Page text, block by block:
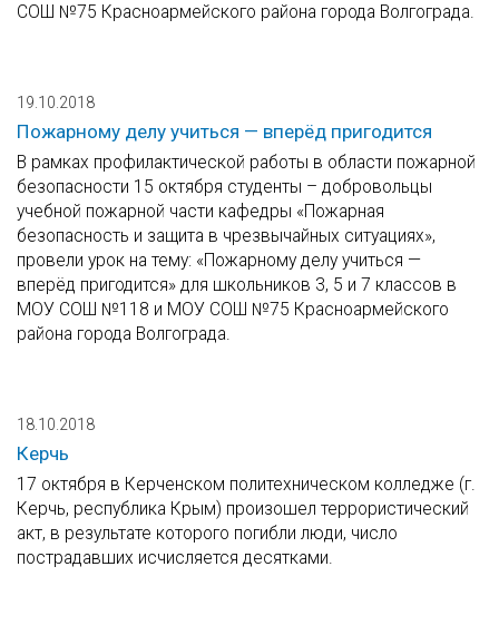
СОШ №75 Красноармейского района города Волгограда.
19.10.2018
Пожарному делу учиться — вперёд пригодится
В рамках профилактической работы в области пожарной
безопасности 15 октября студенты – добровольцы
учебной пожарной части кафедры «Пожарная
безопасность и защита в чрезвычайных ситуациях»,
провели урок на тему: «Пожарному делу учиться —
вперёд пригодится» для школьников 3, 5 и 7 классов в
МОУ СОШ №118 и МОУ СОШ №75 Красноармейского
района города Волгограда.
18.10.2018
Керчь
17 октября в Керченском политехническом колледже (г.
Керчь, республика Крым) произошел террористический
акт, в результате которого погибли люди, число
пострадавших исчисляется десятками.